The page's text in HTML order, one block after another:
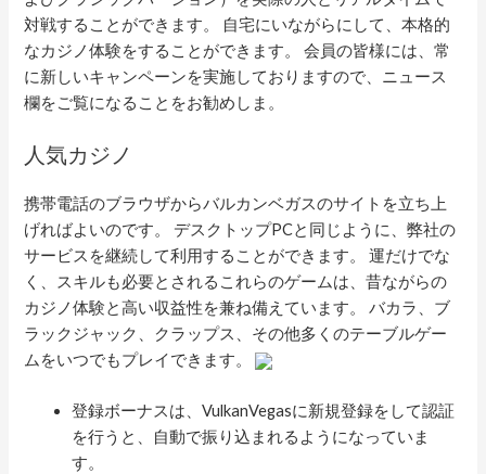
対戦することができます。 自宅にいながらにして、本格的
なカジノ体験をすることができます。 会員の皆様には、常
に新しいキャンペーンを実施しておりますので、ニュース
欄をご覧になることをお勧めしま。
人気カジノ
携帯電話のブラウザからバルカンベガスのサイトを立ち上
げればよいのです。 デスクトップPCと同じように、弊社の
サービスを継続して利用することができます。 運だけでな
く、スキルも必要とされるこれらのゲームは、昔ながらの
カジノ体験と高い収益性を兼ね備えています。 バカラ、ブ
ラックジャック、クラップス、その他多くのテーブルゲー
ムをいつでもプレイできます。
登録ボーナスは、VulkanVegasに新規登録をして認証
を行うと、自動で振り込まれるようになっていま
す。